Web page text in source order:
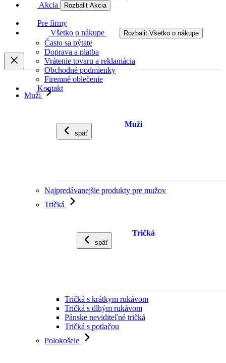
Akcia Rozbalit Akcia
Pre firmy
Všetko o nákupe
Rozbalit Všetko o nákupe
Často sa pýtate
Doprava a platba
Vrátenie tovaru a reklamácia
Obchodné podmienky
Firemné oblečenie
Kontakt
Muži
späť
Muži
Najpredávanejšie produkty pre mužov
Tričká
späť
Tričká
Tričká s krátkym rukávom
Tričká s dlhým rukávom
Pánske neviditeľné tričká
Tričká s potlačou
Polokošele